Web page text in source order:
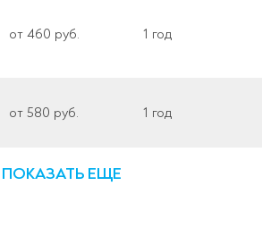
от 460 руб. 1 год
от 580 руб. 1 год
ПОКАЗАТЬ ЕЩЕ